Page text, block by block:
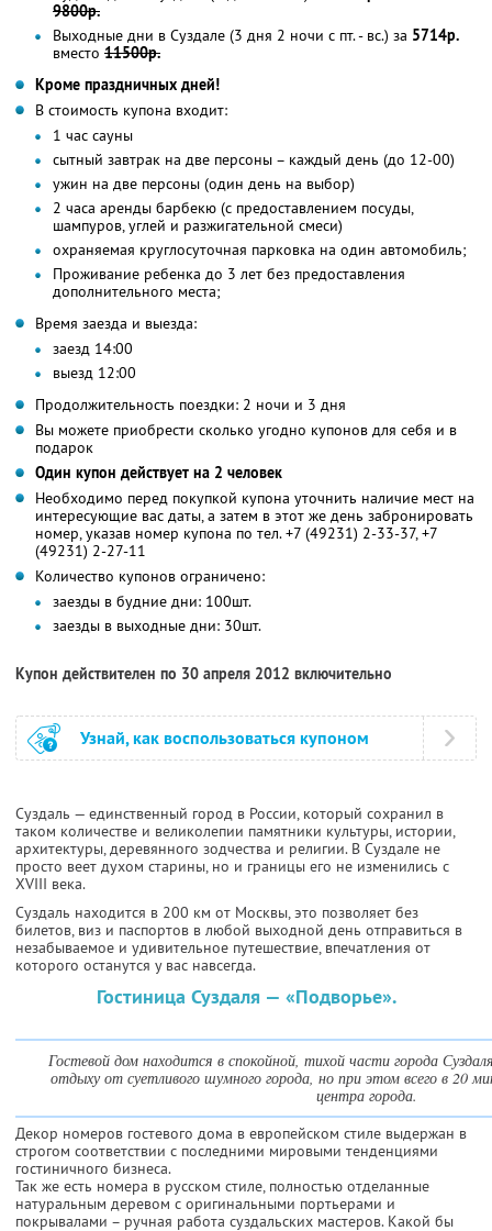
9800р.
Выходные дни в Суздале (3 дня 2 ночи с пт. - вс.) за 5714р.
вместо 11500р.
Кроме праздничных дней!
В стоимость купона входит:
1 час сауны
сытный завтрак на две персоны – каждый день (до 12-00)
ужин на две персоны (один день на выбор)
2 часа аренды барбекю (с предоставлением посуды,
шампуров, углей и разжигательной смеси)
охраняемая круглосуточная парковка на один автомобиль;
Проживание ребенка до 3 лет без предоставления
дополнительного места;
Время заезда и выезда:
заезд 14:00
выезд 12:00
Продолжительность поездки: 2 ночи и 3 дня
Вы можете приобрести сколько угодно купонов для себя и в
подарок
Один купон действует на 2 человек
Необходимо перед покупкой купона уточнить наличие мест на
интересующие вас даты, а затем в этот же день забронировать
номер, указав номер купона по тел. +7 (49231) 2-33-37, +7
(49231) 2-27-11
Количество купонов ограничено:
заезды в будние дни: 100шт.
заезды в выходные дни: 30шт.
Купон действителен по 30 апреля 2012 включительно
Узнай, как воспользоваться купоном
Суздаль — единственный город в России, который сохранил в
таком количестве и великолепии памятники культуры, истории,
архитектуры, деревянного зодчества и религии. В Суздале не
просто веет духом старины, но и границы его не изменились с
XVIII века.
Суздаль находится в 200 км от Москвы, это позволяет без
билетов, виз и паспортов в любой выходной день отправиться в
незабываемое и удивительное путешествие, впечатления от
которого останутся у вас навсегда.
Гостиница Суздаля — «Подворье».
Гостевой дом находится в спокойной, тихой части города
отдыху от суетливого шумного города, но при этом всего в 20
центра города.
Декор номеров гостевого дома в европейском стиле выдержан в
строгом соответствии с последними мировыми тенденциями
гостиничного бизнеса.
Так же есть номера в русском стиле, полностью отделанные
натуральным деревом с оригинальными портьерами и
покрывалами – ручная работа суздальских мастеров. Какой бы